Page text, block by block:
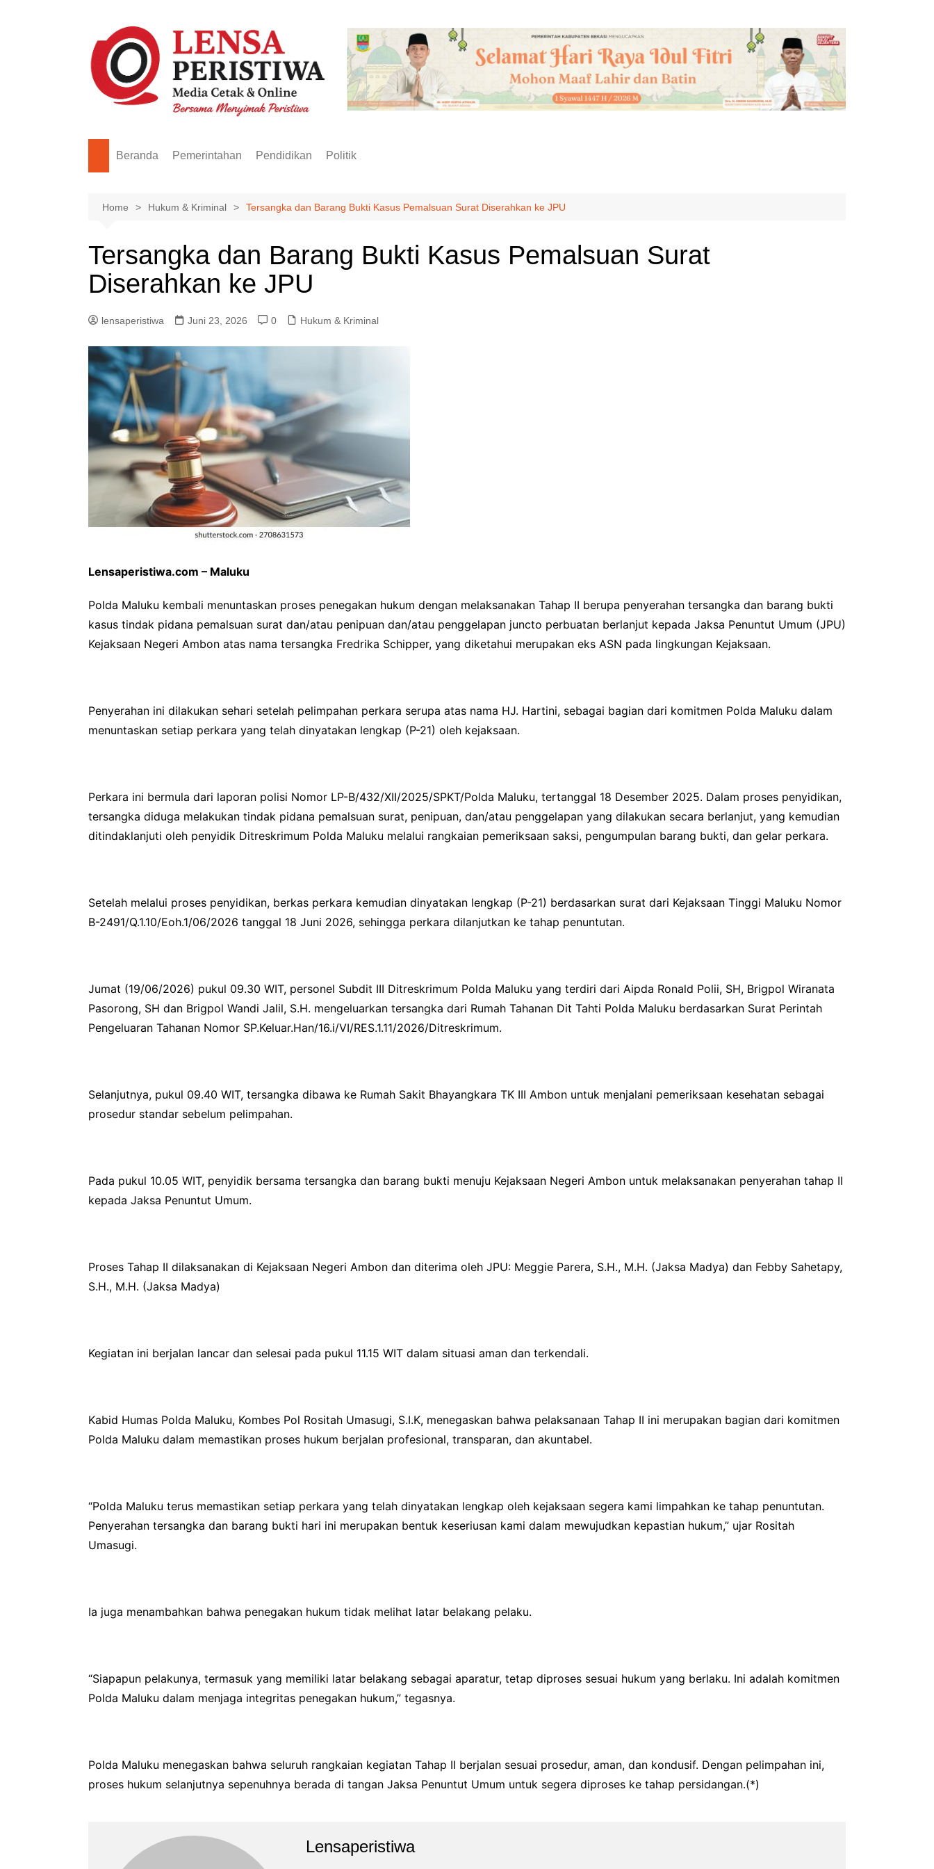
Beranda Pemerintahan Pendidikan Politik
Home Hukum & Kriminal Tersangka dan Barang Bukti Kasus Pemalsuan Surat Diserahkan ke JPU
Tersangka dan Barang Bukti Kasus Pemalsuan Surat
Diserahkan ke JPU
lensaperistiwa Juni 23, 2026 0 Hukum & Kriminal
Lensaperistiwa.com – Maluku
Polda Maluku kembali menuntaskan proses penegakan hukum dengan melaksanakan Tahap II berupa penyerahan tersangka dan barang bukti
kasus tindak pidana pemalsuan surat dan/atau penipuan dan/atau penggelapan juncto perbuatan berlanjut kepada Jaksa Penuntut Umum (JPU)
Kejaksaan Negeri Ambon atas nama tersangka Fredrika Schipper, yang diketahui merupakan eks ASN pada lingkungan Kejaksaan.
Penyerahan ini dilakukan sehari setelah pelimpahan perkara serupa atas nama HJ. Hartini, sebagai bagian dari komitmen Polda Maluku dalam
menuntaskan setiap perkara yang telah dinyatakan lengkap (P-21) oleh kejaksaan.
Perkara ini bermula dari laporan polisi Nomor LP-B/432/XII/2025/SPKT/Polda Maluku, tertanggal 18 Desember 2025. Dalam proses penyidikan,
tersangka diduga melakukan tindak pidana pemalsuan surat, penipuan, dan/atau penggelapan yang dilakukan secara berlanjut, yang kemudian
ditindaklanjuti oleh penyidik Ditreskrimum Polda Maluku melalui rangkaian pemeriksaan saksi, pengumpulan barang bukti, dan gelar perkara.
Setelah melalui proses penyidikan, berkas perkara kemudian dinyatakan lengkap (P-21) berdasarkan surat dari Kejaksaan Tinggi Maluku Nomor
B-2491/Q.1.10/Eoh.1/06/2026 tanggal 18 Juni 2026, sehingga perkara dilanjutkan ke tahap penuntutan.
Jumat (19/06/2026) pukul 09.30 WIT, personel Subdit III Ditreskrimum Polda Maluku yang terdiri dari Aipda Ronald Polii, SH, Brigpol Wiranata
Pasorong, SH dan Brigpol Wandi Jalil, S.H. mengeluarkan tersangka dari Rumah Tahanan Dit Tahti Polda Maluku berdasarkan Surat Perintah
Pengeluaran Tahanan Nomor SP.Keluar.Han/16.i/VI/RES.1.11/2026/Ditreskrimum.
Selanjutnya, pukul 09.40 WIT, tersangka dibawa ke Rumah Sakit Bhayangkara TK III Ambon untuk menjalani pemeriksaan kesehatan sebagai
prosedur standar sebelum pelimpahan.
Pada pukul 10.05 WIT, penyidik bersama tersangka dan barang bukti menuju Kejaksaan Negeri Ambon untuk melaksanakan penyerahan tahap II
kepada Jaksa Penuntut Umum.
Proses Tahap II dilaksanakan di Kejaksaan Negeri Ambon dan diterima oleh JPU: Meggie Parera, S.H., M.H. (Jaksa Madya) dan Febby Sahetapy,
S.H., M.H. (Jaksa Madya)
Kegiatan ini berjalan lancar dan selesai pada pukul 11.15 WIT dalam situasi aman dan terkendali.
Kabid Humas Polda Maluku, Kombes Pol Rositah Umasugi, S.I.K, menegaskan bahwa pelaksanaan Tahap II ini merupakan bagian dari komitmen
Polda Maluku dalam memastikan proses hukum berjalan profesional, transparan, dan akuntabel.
“Polda Maluku terus memastikan setiap perkara yang telah dinyatakan lengkap oleh kejaksaan segera kami limpahkan ke tahap penuntutan.
Penyerahan tersangka dan barang bukti hari ini merupakan bentuk keseriusan kami dalam mewujudkan kepastian hukum,” ujar Rositah
Umasugi.
Ia juga menambahkan bahwa penegakan hukum tidak melihat latar belakang pelaku.
“Siapapun pelakunya, termasuk yang memiliki latar belakang sebagai aparatur, tetap diproses sesuai hukum yang berlaku. Ini adalah komitmen
Polda Maluku dalam menjaga integritas penegakan hukum,” tegasnya.
Polda Maluku menegaskan bahwa seluruh rangkaian kegiatan Tahap II berjalan sesuai prosedur, aman, dan kondusif. Dengan pelimpahan ini,
proses hukum selanjutnya sepenuhnya berada di tangan Jaksa Penuntut Umum untuk segera diproses ke tahap persidangan.(*)
Lensaperistiwa